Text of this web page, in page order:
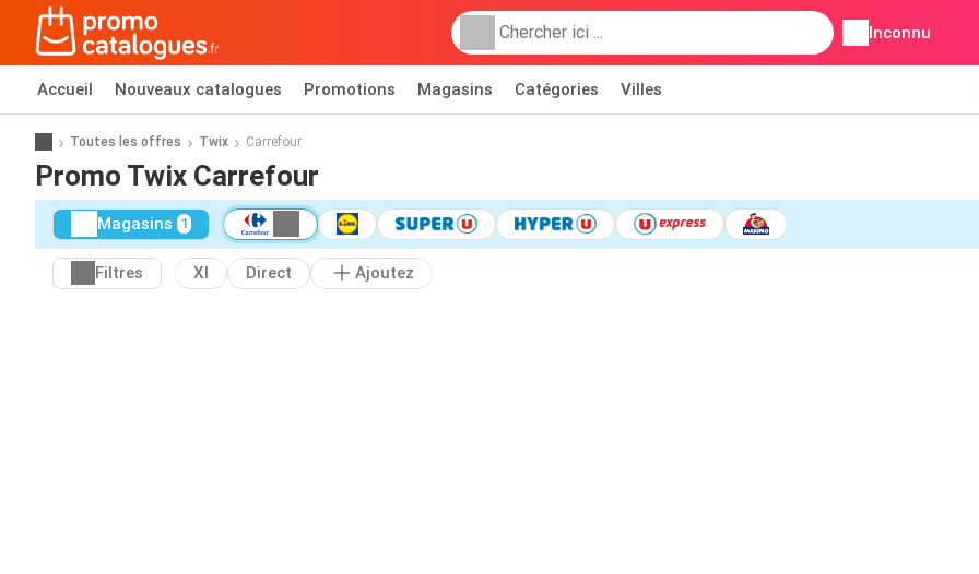
Inconnu
Accueil Nouveaux catalogues Promotions Magasins Catégories Villes
Toutes les offres Twix Carrefour
Promo Twix Carrefour
Magasins 1
Filtres Xl Direct Ajoutez